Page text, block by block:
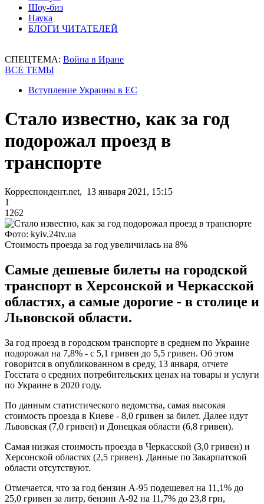
Шоу-биз
Наука
БЛОГИ ЧИТАТЕЛЕЙ
СПЕЦТЕМА: Война в Иране
ВСЕ ТЕМЫ
Вступление Украины в ЕС
Стало известно, как за год
подорожал проезд в
транспорте
Корреспондент.net, 13 января 2021, 15:15
1
1262
Фото: kyiv.24tv.ua
Стоимость проезда за год увеличилась на 8%
Самые дешевые билеты на городской
транспорт в Херсонской и Черкасской
областях, а самые дорогие - в столице и
Львовской области.
За год проезд в городском транспорте в среднем по Украине
подорожал на 7,8% - с 5,1 гривен до 5,5 гривен. Об этом
говорится в опубликованном в среду, 13 января, отчете
Госстата о средних потребительских ценах на товары и услуги
по Украине в 2020 году.
По данным статистического ведомства, самая высокая
стоимость проезда в Киеве - 8,0 гривен за билет. Далее идут
Львовская (7,0 гривен) и Донецкая области (6,8 гривен).
Самая низкая стоимость проезда в Черкасской (3,0 гривен) и
Херсонской областях (2,5 гривен). Данные по Закарпатской
области отсутствуют.
Отмечается, что за год бензин А-95 подешевел на 11,1% до
25,0 гривен за литр, бензин А-92 на 11,7% до 23,8 грн,